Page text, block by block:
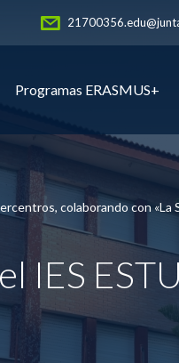
Programas ERASMUS+
colaborando con «La
IES